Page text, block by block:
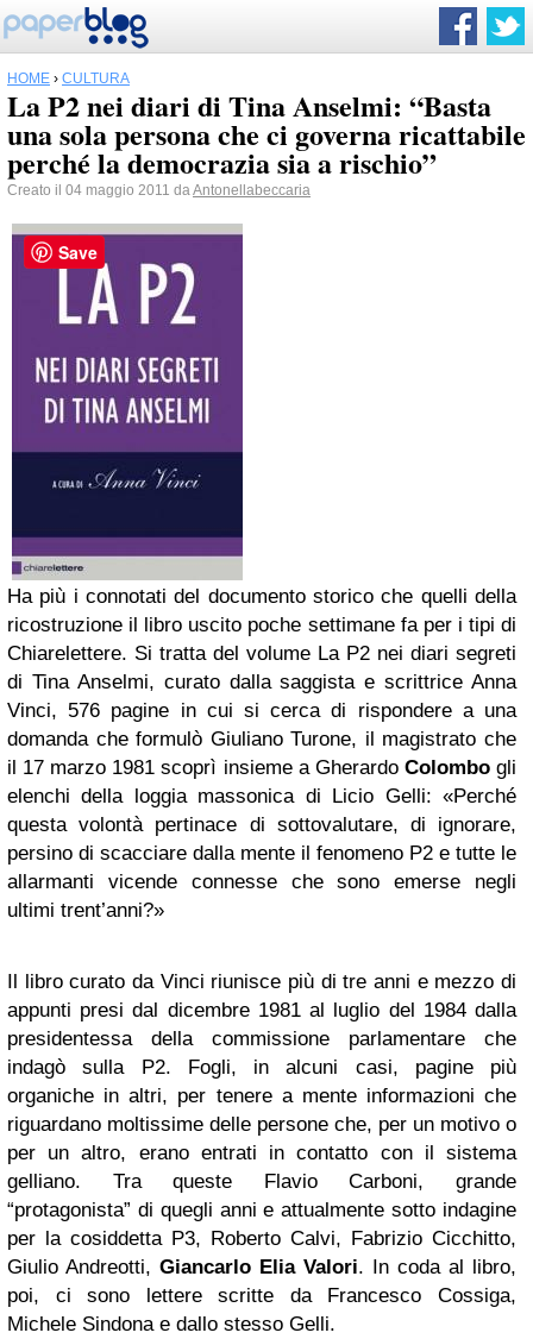
HOME › CULTURA
La P2 nei diari di Tina Anselmi: “Basta
una sola persona che ci governa ricattabile
perché la democrazia sia a rischio”
Creato il 04 maggio 2011 daAntonellabeccaria
Ha più i connotati del documento storico che quelli della
ricostruzione il libro uscito poche settimane fa per i tipi di
Chiarelettere. Si tratta del volume La P2 nei diari segreti
di Tina Anselmi, curato dalla saggista e scrittrice Anna
Vinci, 576 pagine in cui si cerca di rispondere a una
domanda che formulò Giuliano Turone, il magistrato che
il 17 marzo 1981 scoprì insieme a Gherardo Colombogli
elenchi della loggia massonica di Licio Gelli: «Perché
questa volontà pertinace di sottovalutare, di ignorare,
persino di scacciare dalla mente il fenomeno P2 e tutte le
allarmanti vicende connesse che sono emerse negli
ultimi trent’anni?»
Il libro curato da Vinci riunisce più di tre anni e mezzo di
appunti presi dal dicembre 1981 al luglio del 1984 dalla
presidentessa della commissione parlamentare che
indagò sulla P2. Fogli, in alcuni casi, pagine più
organiche in altri, per tenere a mente informazioni che
riguardano moltissime delle persone che, per un motivo o
per un altro, erano entrati in contatto con il sistema
gelliano. Tra queste Flavio Carboni, grande
“protagonista” di quegli anni e attualmente sotto indagine
per la cosiddetta P3, Roberto Calvi, Fabrizio Cicchitto,
Giulio Andreotti, Giancarlo Elia Valori. In coda al libro,
poi, ci sono lettere scritte da Francesco Cossiga,
Michele Sindona e dallo stesso Gelli.
Save